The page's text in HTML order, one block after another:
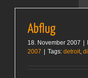
Abflug
18. November 2007
2007
Tags: detroit,